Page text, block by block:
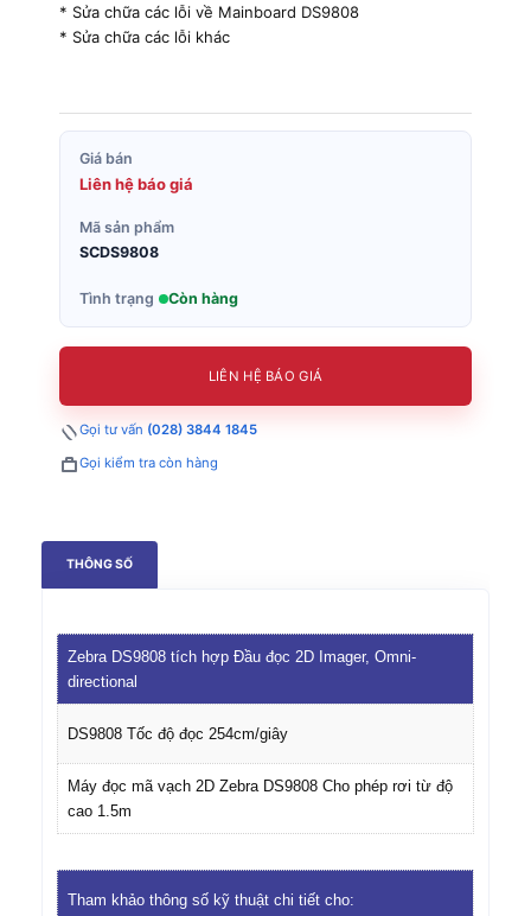
* Sửa chữa các lỗi về Mainboard DS9808
* Sửa chữa các lỗi khác
Giá bán
Liên hệ báo giá
Mã sản phẩm
SCDS9808
Tình trạng Còn hàng
LIÊN HỆ BÁO GIÁ
Gọi tư vấn (028) 3844 1845
Gọi kiểm tra còn hàng
THÔNG SỐ
Zebra DS9808 tích hợp Đầu đọc 2D Imager, Omni-
directional
DS9808 Tốc độ đọc 254cm/giây
Máy đọc mã vạch 2D Zebra DS9808 Cho phép rơi từ độ
cao 1.5m
Tham khảo thông số kỹ thuật chi tiết cho: